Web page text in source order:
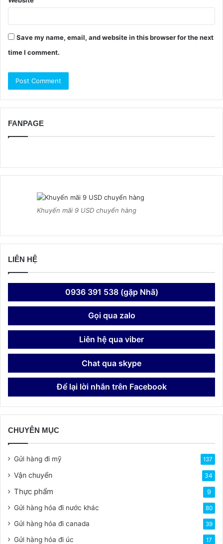
Save my name, email, and website in this browser for the next
time I comment.
FANPAGE
Khuyến mãi 9 USD chuyển hàng
LIÊN HỆ
0936 391 538 (gặp Nhã)
Gọi qua zalo
Liên hệ qua viber
Chat qua skype
Để lại lời nhắn trên Facebook
CHUYÊN MỤC
Gửi hàng đi mỹ 137
Vận chuyển 34
Thực phẩm 9
Gửi hàng hóa đi nước khác 80
Gửi hàng hóa đi canada 39
Gửi hàng hóa đi úc 17